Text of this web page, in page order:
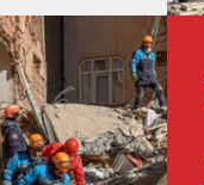
a Turquía y Siria